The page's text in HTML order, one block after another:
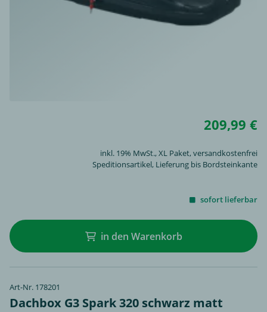
209,99 €
inkl. 19% MwSt.,XL Paket, versandkostenfrei
Speditionsartikel, Lieferung bis Bordsteinkante
sofort lieferbar
in den Warenkorb
Art-Nr. 178201
Dachbox G3 Spark 320 schwarz matt